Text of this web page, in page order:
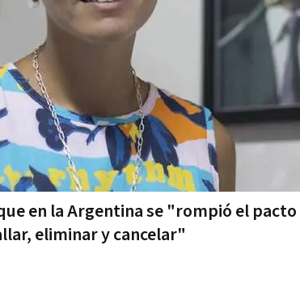
en la Argentina se "rompió el
eliminar y cancelar"